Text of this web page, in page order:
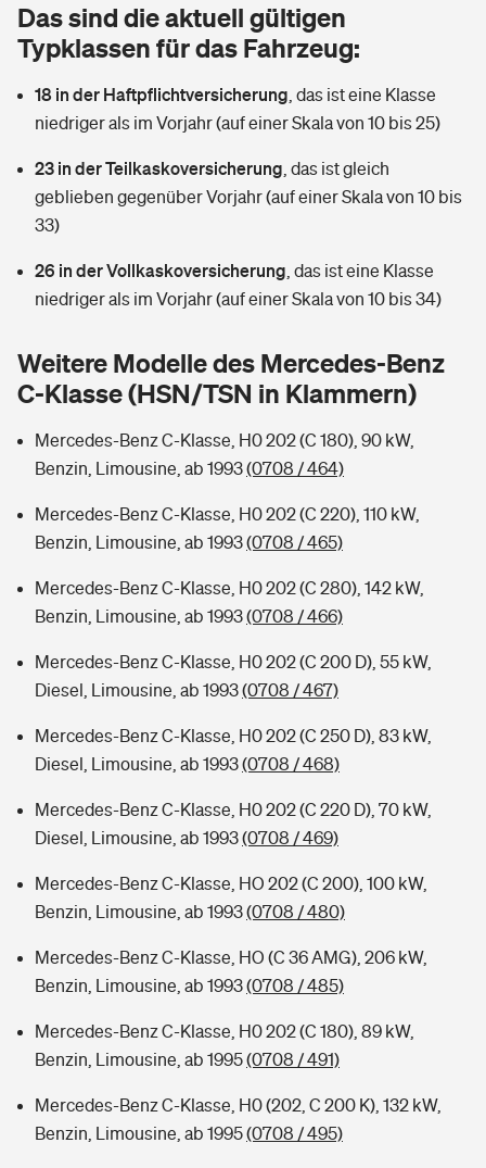
Rentenrechner: Wie viel Geld bekomme ich im Alter?
Wer versichert was: Jetzt Versicherer finden
Sie haben Fragen?
Vermieterrrechtsschutz
Mietkautionsversicherung
Restkreditversicherung
Zur Übersicht
Wer versichert was: Jetzt Versicherer finden
Sie haben Fragen?
Kinderinvalidität
Reiseversicherung
Handyversicherung
Musikinstrumentenversicherung
Zur Übersicht
Tools
Kinderunfall-Check: Mehr Sicherheit für deine Kids
Sie haben Fragen?
Tierkrankenversicherung
Wer versichert was: Jetzt Versicherer finden
Sie haben Fragen?
Das sind die aktuell gültigen
Typklassen für das Fahrzeug:
18 in der Haftpflichtversicherung das ist eine Klasse
niedriger als im Vorjahr (auf einer Skala von 10 bis 25)
23 in der Teilkaskoversicherung das ist gleich
geblieben gegenüber Vorjahr (auf einer Skala von 10 bis
33)
26 in der Vollkaskoversicherung das ist eine Klasse
niedriger als im Vorjahr (auf einer Skala von 10 bis 34)
Weitere Modelle des Mercedes-Benz
C-Klasse (HSN/TSN in Klammern)
Mercedes-Benz C-Klasse, H0 202 (C 180), 90 kW,
Benzin, Limousine, ab 1993(0708 / 464)
Mercedes-Benz C-Klasse, H0 202 (C 220), 110 kW,
Benzin, Limousine, ab 1993(0708 / 465)
Mercedes-Benz C-Klasse, H0 202 (C 280), 142 kW,
Benzin, Limousine, ab 1993(0708 / 466)
Mercedes-Benz C-Klasse, H0 202 (C 200 D), 55 kW,
Diesel, Limousine, ab 1993(0708 / 467)
Mercedes-Benz C-Klasse, H0 202 (C 250 D), 83 kW,
Diesel, Limousine, ab 1993(0708 / 468)
Mercedes-Benz C-Klasse, H0 202 (C 220 D), 70 kW,
Diesel, Limousine, ab 1993(0708 / 469)
Mercedes-Benz C-Klasse, HO 202 (C 200), 100 kW,
Benzin, Limousine, ab 1993(0708 / 480)
Mercedes-Benz C-Klasse, HO (C 36 AMG), 206 kW,
Benzin, Limousine, ab 1993(0708 / 485)
Mercedes-Benz C-Klasse, H0 202 (C 180), 89 kW,
Benzin, Limousine, ab 1995(0708 / 491)
Mercedes-Benz C-Klasse, H0 (202, C 200 K), 132 kW,
Benzin, Limousine, ab 1995(0708 / 495)